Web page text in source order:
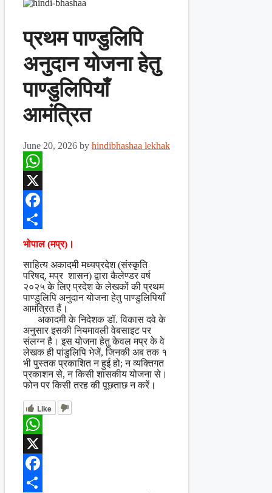
प्रथम पाण्डुलिपि
अनुदान योजना हेतु
पाण्डुलिपियाँ
आमंत्रित
June 20, 2026 by hindibhashaa lekhak
WhatsApp
X
Facebook
Share
भोपाल (मप्र)।
साहित्य अकादमी मध्यप्रदेश (संस्कृति
परिषद्, मप्र शासन) द्वारा कैलेण्डर वर्ष
२०२५ के लिए प्रदेश के लेखकों की प्रथम
पाण्डुलिपि अनुदान योजना हेतु पाण्डुलिपियाँ
आमंत्रित हैं।
अकादमी के निदेशक डॉ. विकास दवे के
अनुसार इसकी नियमावली वेबसाइट पर
संलग्न है। इस योजना हेतु केवल मप्र के वे
लेखक ही पांडुलिपि भेजें, जिनकी अब तक १
भी पुस्तक प्रकाशित न हुई हो; न व्यक्तिगत
प्रकाशन से, न किसी शासकीय योजना से।
फोन पर किसी तरह की पूछताछ न करें।
Like
WhatsApp
X
Facebook